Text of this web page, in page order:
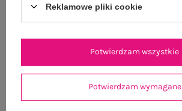
Reklamowe pliki cookie
Potwierdzam wymagane
Potwierdzam wszystkie